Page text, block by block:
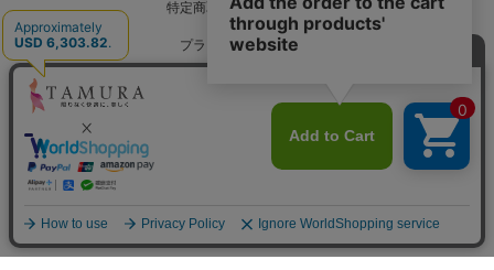
特定商取引法に基づく表記
プライバシーポリシー
当店内の全ての写真・画像・商品情報などの
無断転載・複製・流用を固くお断り致します。